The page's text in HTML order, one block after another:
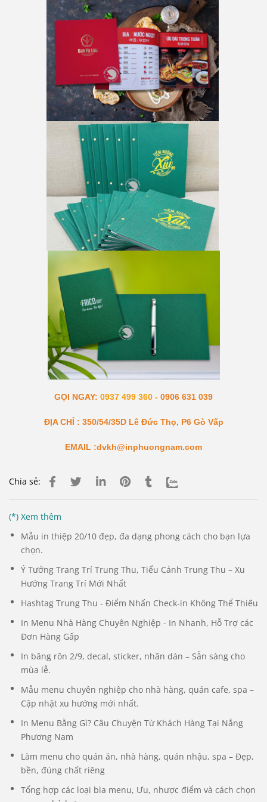
GỌI NGAY: 0937 499 360 - 0906 631 039
ĐỊA CHỈ : 350/54/35D Lê Đức Thọ, P6 Gò Vấp
EMAIL :dvkh@inphuongnam.com
Chia sẻ:
(*) Xem thêm
Mẫu in thiệp 20/10 đẹp, đa dạng phong cách cho bạn lựa
chọn.
Ý Tưởng Trang Trí Trung Thu, Tiểu Cảnh Trung Thu – Xu
Hướng Trang Trí Mới Nhất
Hashtag Trung Thu - Điểm Nhấn Check-in Không Thể Thiếu
In Menu Nhà Hàng Chuyên Nghiệp - In Nhanh, Hỗ Trợ các
Đơn Hàng Gấp
In băng rôn 2/9, decal, sticker, nhãn dán – Sẵn sàng cho
mùa lễ.
Mẫu menu chuyên nghiệp cho nhà hàng, quán cafe, spa –
Cập nhật xu hướng mới nhất.
In Menu Bằng Gì? Câu Chuyện Từ Khách Hàng Tại Nắng
Phương Nam
Làm menu cho quán ăn, nhà hàng, quán nhậu, spa – Đẹp,
bền, đúng chất riêng
Tổng hợp các loại bìa menu, Ưu, nhược điểm và cách chọn